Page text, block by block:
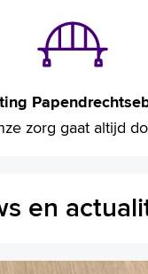
zorg gaat altijd
en